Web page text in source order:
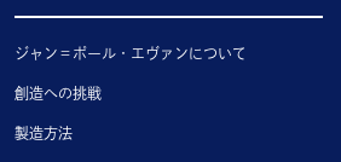
ジャン＝ポール・エヴァンについて
創造への挑戦
製造方法